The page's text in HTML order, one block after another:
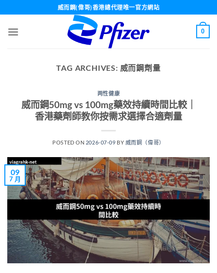
to
content
威而鋼(偉哥)香港總代理唯一官方網站
0
TAG ARCHIVES: 威而鋼劑量
两性健康
威而鋼50mg vs 100mg藥效持續時間比較｜
香港藥劑師教你按需求選擇合適劑量
POSTED ON 2026-07-09 BY 威而鋼（偉哥）
09
7 月